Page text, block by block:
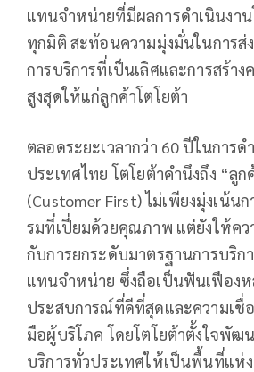
แทนจำหน่ายที่มีผลการดำเนินงา
ทุกมิติ สะท้อนความมุ่งมั่นในการส่
การบริการที่เป็นเลิศและการสร้า
สูงสุดให้แก่ลูกค้าโตโยต้า
ตลอดระยะเวลากว่า 60 ปีในการด
ประเทศไทย โตโยต้าคำนึงถึง “ลู
(Customer First) ไม่เพียงมุ่งเน้น
รมที่เปี่ยมด้วยคุณภาพ แต่ยังให้คว
กับการยกระดับมาตรฐานการบริก
แทนจำหน่าย ซึ่งถือเป็นฟันเฟืองห
ประสบการณ์ที่ดีที่สุดและความเชื่
มือผู้บริโภค โดยโตโยต้าตั้งใจพัฒ
บริการทั่วประเทศให้เป็นพื้นที่แห่